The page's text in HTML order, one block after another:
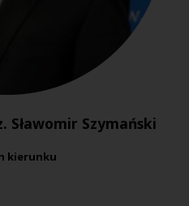
Sławomir Szymański
kierunku